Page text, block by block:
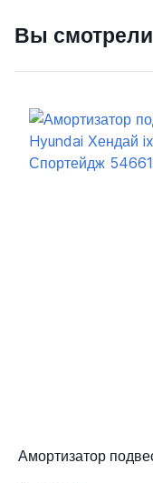
Вы смотрели